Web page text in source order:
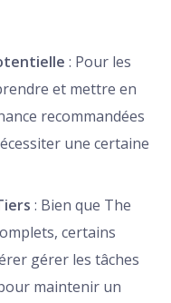
: Pour les
et mettre en
recommandées
une certaine
: Bien que The
certains
gérer les tâches
maintenir un